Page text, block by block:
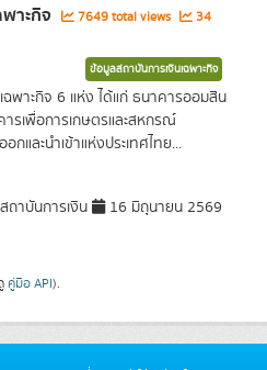
าะกิจ 7649 total views
34
ข้อมูลสถาบันการเงินเฉพาะกิจ
พาะกิจ 6 แห่ง ได้แก่ ธนาคารออมสิน
รเพื่อการเกษตรและสหกรณ์
และนำเข้าแห่งประเทศไทย...
ถาบันการเงิน 16 มิถุนายน 2569
คู่มือ API).